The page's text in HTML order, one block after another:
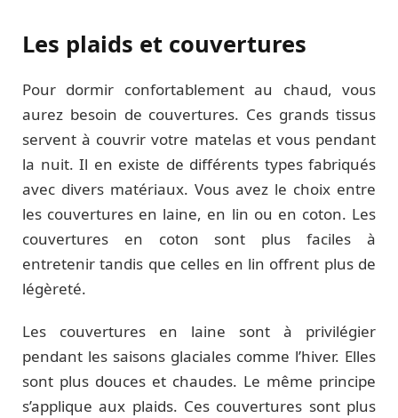
Les plaids et couvertures
Pour dormir confortablement au chaud, vous
aurez besoin de couvertures. Ces grands tissus
servent à couvrir votre matelas et vous pendant
la nuit. Il en existe de différents types fabriqués
avec divers matériaux. Vous avez le choix entre
les couvertures en laine, en lin ou en coton. Les
couvertures en coton sont plus faciles à
entretenir tandis que celles en lin offrent plus de
légèreté.
Les couvertures en laine sont à privilégier
pendant les saisons glaciales comme l’hiver. Elles
sont plus douces et chaudes. Le même principe
s’applique aux plaids. Ces couvertures sont plus